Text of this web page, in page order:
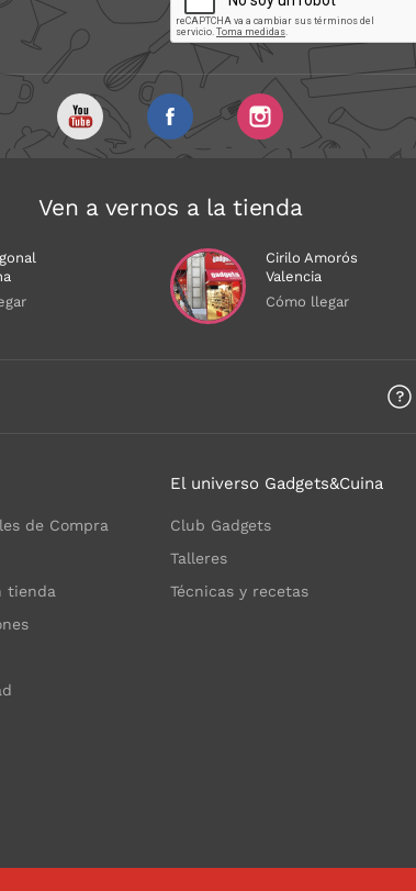
Ven a vernos a la tienda
Cirilo Amorós
Valencia
Cómo llegar
de Compra
tienda
El universo Gadgets&Cuina
Club Gadgets
Talleres
Técnicas y recetas